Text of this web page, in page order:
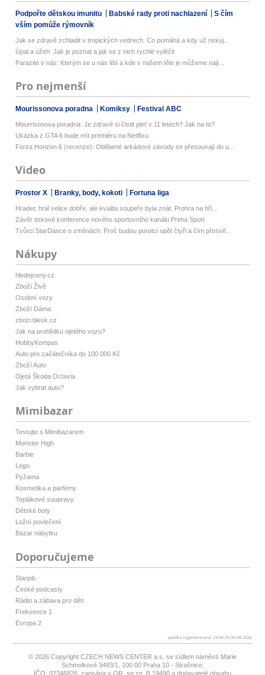
Podpořte dětskou imunitu Babské rady proti nachlazení
S čím
vším pomůže rýmovník
Jak se zdravě zchladit v tropických vedrech: Co pomáhá a kdy už riskuj...
Úpal a úžeh: Jak je poznat a jak se z nich rychle vyléčit
Parazité v nás: Kterým se u nás líbí a kde v našem těle je můžeme nají...
Pro nejmenší
Mourissonova poradna Komiksy Festival ABC
Mourrisonova poradna: Je zdravé si čistit pleť v 11 letech? Jak na to?
Ukázka z GTA 6 bude mít premiéru na Netflixu
Forza Horizon 6 (recenze): Oblíbené arkádové závody se přesouvají do u...
Video
Prostor X Branky, body, kokoti Fortuna liga
Hradec hrál velice dobře, ale kvalita soupeře byla znát. Prohra na hři...
Závěr tiskové konference nového sportovního kanálu Prima Sport
Tvůrci StarDance o změnách: Proč budou porotci opět čtyři a čím přesvě...
Nákupy
hledejceny.cz
Zboží Živě
Osobní vozy
Zboží Dáma
zbozi.blesk.cz
Jak na prohlídku ojetého vozu?
HobbyKompas
Auto pro začátečníka do 100 000 Kč
Zboží Auto
Ojetá Škoda Octavia
Jak vybrat auto?
Mimibazar
Testujte s Mimibazarem
Monster High
Barbie
Lego
Pyžama
Kosmetika a parfémy
Teplákové soupravy
Dětské boty
Ložní povlečení
Bazar nábytku
Doporučujeme
Starjob
České podcasty
Rádio a zábava pro děti
Frekvence 1
Evropa 2
patička vygenerovaná: 23:40:20 06.08.2026
© 2026 Copyright CZECH NEWS CENTER a.s. se sídlem náměstí Marie
Schmolkové 3493/1, 100 00 Praha 10 - Strašnice,
IČO: 02346826, zapsána v OR, sp.zn. B 19490 a dodavatelé obsahu